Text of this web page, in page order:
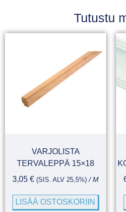
Tutustu
VARJOLISTA
TERVALEPPÄ 15×18
3,05 € (SIS. ALV 25,5%) / M
LISÄÄ OSTOSKORIIN